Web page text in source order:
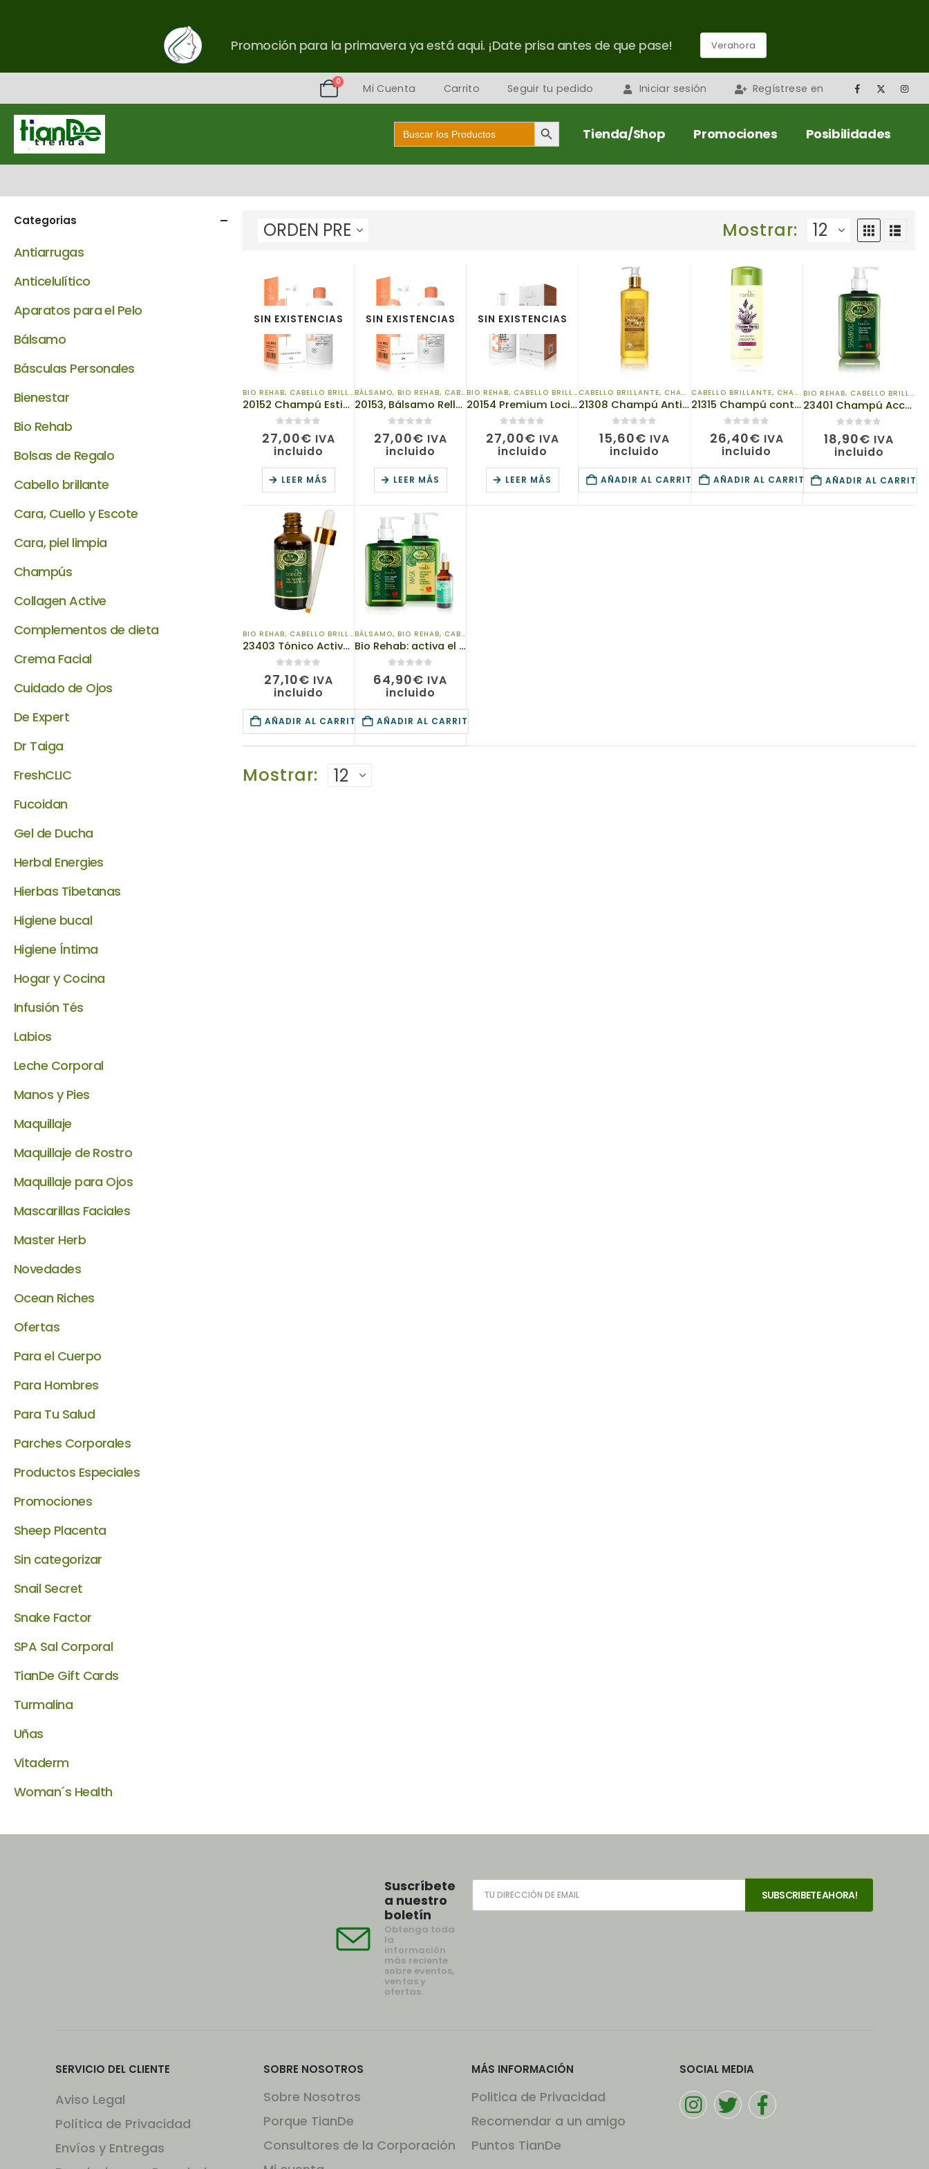
Promoción para la primavera ya está aqui. ¡Date prisa antes de que pase! Verahora
0
Mi Cuenta Carrito Seguir tu pedido Iniciar sesión Regístrese en
Buscar: Botón de búsqueda
Tienda/Shop Promociones Posibilidades
Mostrar:
SIN EXISTENCIAS
BIO REHAB, CABELLO BRILLANTE ,CHAMPÚS
20152 Champú Estimulante del Crecimiento del Cabello, TianDe, 250 g, Tratamiento fortalecedor: cabello en toda su belleza
0 de 5
27,00€ IVA
incluido
LEER MÁS
SIN EXISTENCIAS
BÁLSAMO,BIO REHAB,CABELLO BRILLANTE ,DE EXPERT
20153, Bálsamo Rellenador para Densidad y Crecimiento Capilar, TianDe , 250 g, Tratamiento de reactivación: cabello en plena belleza
0 de 5
27,00€ IVA
incluido
LEER MÁS
SIN EXISTENCIAS
BIO REHAB,CABELLO BRILLANTE
20154 Premium Loción de Densidad & Crecimiento del Pelo, TianDe, Tratamiento de regeneración intensiva, Peso: 100 g
0 de 5
27,00€ IVA
incluido
LEER MÁS
CABELLO BRILLANTE,CHAMPÚS
21308 Champú Anticaspa TIANDE “Jengibre de Oro”, 300ml
de 5
15,60€ IVA
incluido
AÑADIR AL CARRITO
CABELLO BRILLANTE, CHAMPÚS ,DE EXPERT
21315 Champú contra el gris, TianDe, 420g, Te da energía y la vitalidad
0 de 5
26,40€ IVA
incluido
AÑADIR AL CARRITO
BIO REHAB, CABELLO BRILLANTE
23401 Champú Accelerando Crecimiento de Pelo TIANDE Bio Rehab, 250g
de 5
18,90€ IVA
incluido
AÑADIR AL CARRITO
BIO REHAB, CABELLO BRILLANTE ,DE EXPERT
23403 Tónico Activador del Crecimiento del Cabello Bio Rehab TIANDE 50g
0 de 5
27,10€ IVA
incluido
AÑADIR AL CARRITO
BÁLSAMO,BIO REHAB,CABELLO BRILLANTE
Bio Rehab: activa el crecimiento del cabello
de 5
64,90€ IVA
incluido
AÑADIR AL CARRITO
Mostrar:
Categorias
Antiarrugas
Anticelulítico
Aparatos para el Pelo
Bálsamo
Básculas Personales
Bienestar
Bio Rehab
Bolsas de Regalo
Cabello brillante
Cara, Cuello y Escote
Cara, piel limpia
Champús
Collagen Active
Complementos de dieta
Crema Facial
Cuidado de Ojos
De Expert
Dr Taiga
FreshCLIC
Fucoidan
Gel de Ducha
Herbal Energies
Hierbas Tibetanas
Higiene bucal
Higiene Íntima
Hogar y Cocina
Infusión Tés
Labios
Leche Corporal
Manos y Pies
Maquillaje
Maquillaje de Rostro
Maquillaje para Ojos
Mascarillas Faciales
Master Herb
Novedades
Ocean Riches
Ofertas
Para el Cuerpo
Para Hombres
Para Tu Salud
Parches Corporales
Productos Especiales
Promociones
Sheep Placenta
Sin categorizar
Snail Secret
Snake Factor
SPA Sal Corporal
TianDe Gift Cards
Turmalina
Uñas
Vitaderm
Woman´s Health
Suscríbete
a nuestro
boletín
Obtenga toda
la
información
más reciente
sobre eventos,
ventas y
ofertas.
SERVICIO DEL CLIENTE
Aviso Legal
Política de Privacidad
Envíos y Entregas
SOBRE NOSOTROS
Sobre Nosotros
Porque TianDe
Consultores de la Corporación
MÁS INFORMACIÓN
Politica de Privacidad
Recomendar a un amigo
Puntos TianDe
SOCIAL MEDIA